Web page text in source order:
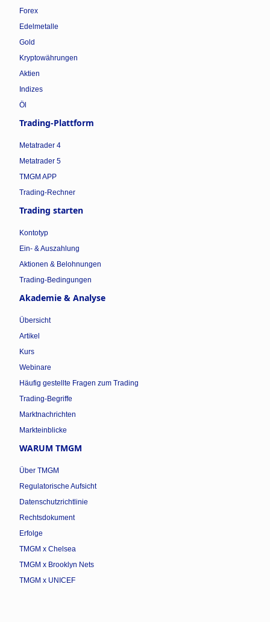
Forex
Edelmetalle
Gold
Kryptowährungen
Aktien
Indizes
Öl
Trading-Plattform
Metatrader 4
Metatrader 5
TMGM APP
Trading-Rechner
Trading starten
Kontotyp
Ein- & Auszahlung
Aktionen & Belohnungen
Trading-Bedingungen
Akademie & Analyse
Übersicht
Artikel
Kurs
Webinare
Häufig gestellte Fragen zum Trading
Trading-Begriffe
Marktnachrichten
Markteinblicke
WARUM TMGM
Über TMGM
Regulatorische Aufsicht
Datenschutzrichtlinie
Rechtsdokument
Erfolge
TMGM x Chelsea
TMGM x Brooklyn Nets
TMGM x UNICEF